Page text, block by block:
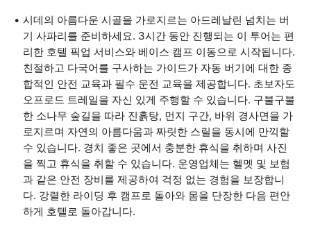
시데의 아름다운 시골을 가로지르는 아드레날린 넘치는 버
기 사파리를 준비하세요. 3시간 동안 진행되는 이 투어는 편
리한 호텔 픽업 서비스와 베이스 캠프 이동으로 시작됩니다.
친절하고 다국어를 구사하는 가이드가 자동 버기에 대한 종
합적인 안전 교육과 필수 운전 교육을 제공합니다. 초보자도
오프로드 트레일을 자신 있게 주행할 수 있습니다. 구불구불
한 소나무 숲길을 따라 진흙탕, 먼지 구간, 바위 경사면을 가
로지르며 자연의 아름다움과 짜릿한 스릴을 동시에 만끽할
수 있습니다. 경치 좋은 곳에서 충분한 휴식을 취하며 사진
을 찍고 휴식을 취할 수 있습니다. 운영업체는 헬멧 및 보험
과 같은 안전 장비를 제공하여 걱정 없는 경험을 보장합니
다. 강렬한 라이딩 후 캠프로 돌아와 몸을 단장한 다음 편안
하게 호텔로 돌아갑니다.